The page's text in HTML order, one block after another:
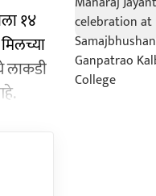
१४
लाकडी